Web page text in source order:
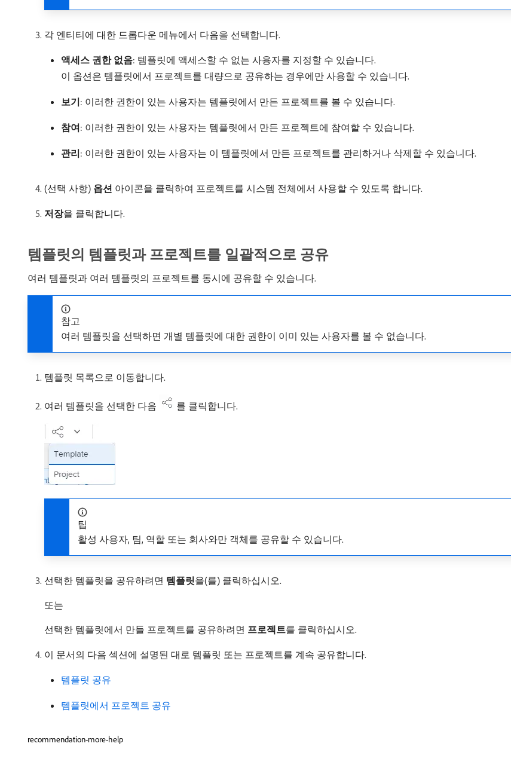
각 엔티티에 대한 드롭다운 메뉴에서 다음을 선택합니다.
액세스 권한 없음: 템플릿에 액세스할 수 없는 사용자를 지정할 수 있습니다.
이 옵션은 템플릿에서 프로젝트를 대량으로 공유하는 경우에만 사용할 수 있습니다.
보기: 이러한 권한이 있는 사용자는 템플릿에서 만든 프로젝트를 볼 수 있습니다.
참여: 이러한 권한이 있는 사용자는 템플릿에서 만든 프로젝트에 참여할 수 있습니다.
관리: 이러한 권한이 있는 사용자는 이 템플릿에서 만든 프로젝트를 관리하거나 삭제할 수 있습니다.
(선택 사항) 옵션 아이콘을 클릭하여 프로젝트를 시스템 전체에서 사용할 수 있도록 합니다.
저장​을 클릭합니다.
템플릿의 템플릿과 프로젝트를 일괄적으로 공유
여러 템플릿과 여러 템플릿의 프로젝트를 동시에 공유할 수 있습니다.
참고
여러 템플릿을 선택하면 개별 템플릿에 대한 권한이 이미 있는 사용자를 볼 수 없습니다.
템플릿 목록으로 이동합니다.
여러 템플릿을 선택한 다음 를 클릭합니다.
팁
활성 사용자, 팀, 역할 또는 회사와만 객체를 공유할 수 있습니다.
선택한 템플릿을 공유하려면 템플릿​을(를) 클릭하십시오.
또는
선택한 템플릿에서 만들 프로젝트를 공유하려면 프로젝트​를 클릭하십시오.
이 문서의 다음 섹션에 설명된 대로 템플릿 또는 프로젝트를 계속 공유합니다.
템플릿 공유
템플릿에서 프로젝트 공유
recommendation-more-help